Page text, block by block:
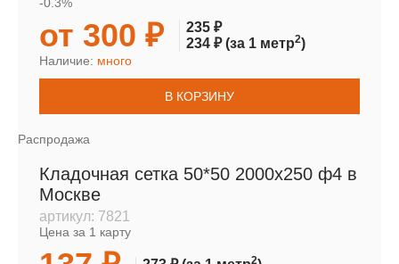
от 300 ₽
235 ₽
234 ₽(за 1 метр2)
Наличие: много
В КОРЗИНУ
Распродажа
Кладочная сетка 50*50 2000х250 ф4 в
Москве
артикул: 7821
Цена за 1 карту
2